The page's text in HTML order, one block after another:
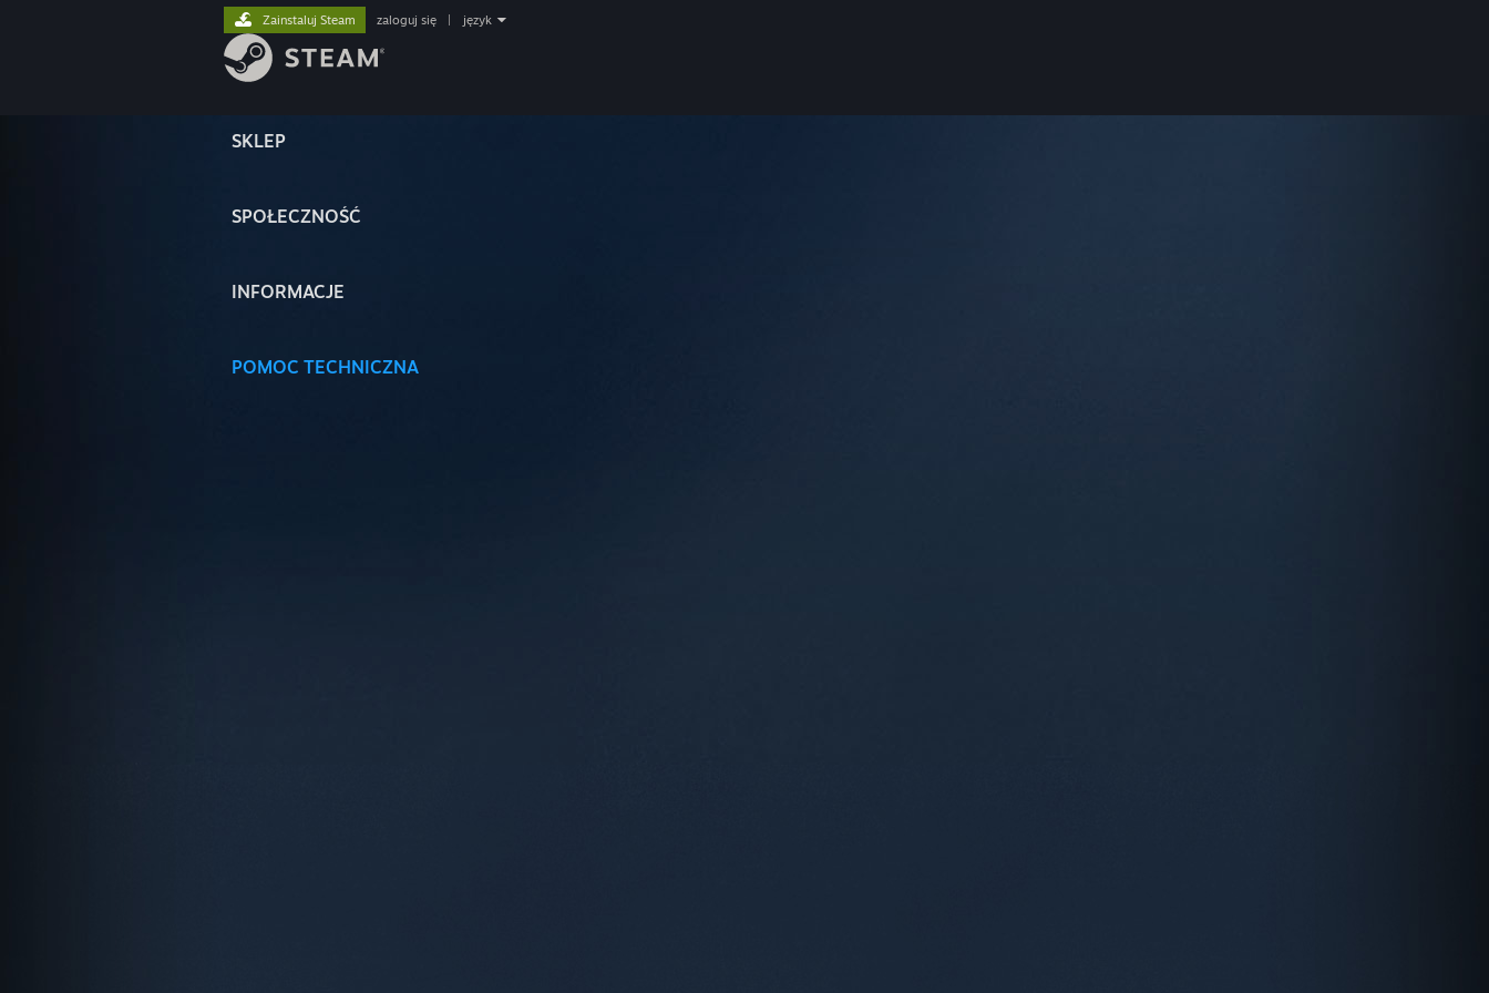
SKLEP
SPOŁECZNOŚĆ
INFORMACJE
POMOC TECHNICZNA
Zainstaluj Steam zaloguj się język